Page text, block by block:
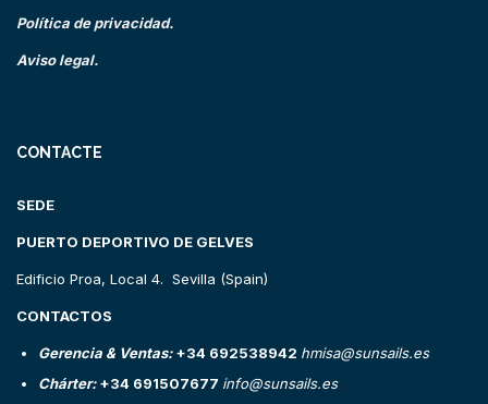
Política de privacidad.
Aviso legal.
CONTACTE
SEDE
PUERTO DEPORTIVO DE GELVES
Edificio Proa, Local 4. Sevilla (Spain)
CONTACTOS
Gerencia & Ventas:+34 692538942 hmisa@sunsails.es
Chárter:+34 691507677 info@sunsails.es